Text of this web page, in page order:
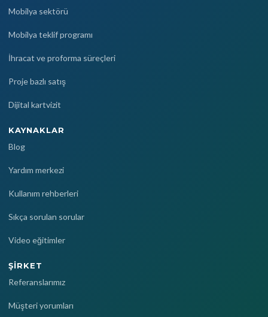
Mobilya sektörü
Mobilya teklif programı
İhracat ve proforma süreçleri
Proje bazlı satış
Dijital kartvizit
KAYNAKLAR
Blog
Yardım merkezi
Kullanım rehberleri
Sıkça sorulan sorular
Video eğitimler
ŞIRKET
Referanslarımız
Müşteri yorumları